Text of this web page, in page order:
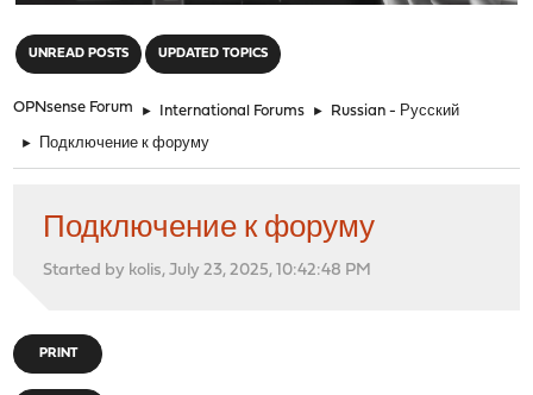
UNREAD POSTS UPDATED TOPICS
OPNsense Forum ► International Forums ► Russian - Русский
► Подключение к форуму
Подключение к форуму
Started by kolis, July 23, 2025, 10:42:48 PM
PRINT